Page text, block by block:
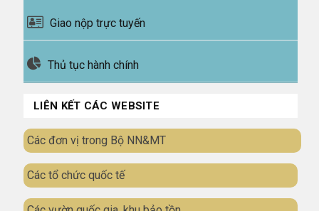
Giao nộp trực tuyến
Thủ tục hành chính
LIÊN KẾT CÁC WEBSITE
Các đơn vị trong Bộ NN&MT
Các tổ chức quốc tế